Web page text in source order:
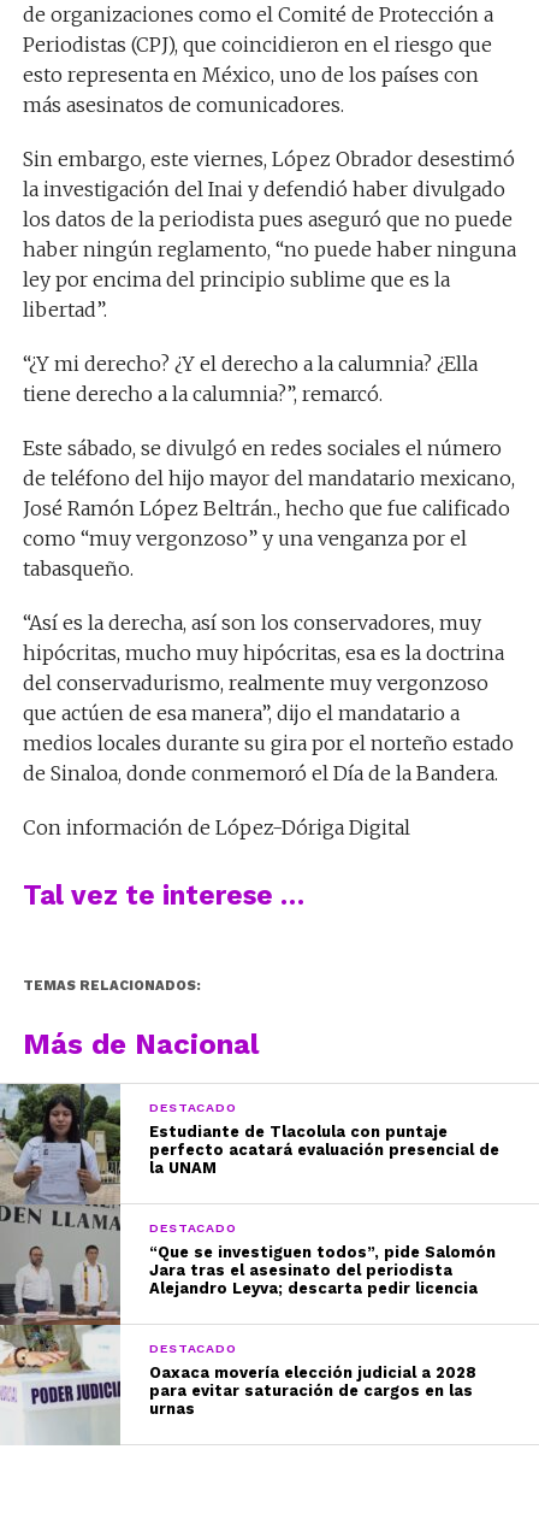
de organizaciones como el Comité de Protección a
Periodistas (CPJ), que coincidieron en el riesgo que
esto representa en México, uno de los países con
más asesinatos de comunicadores.
Sin embargo, este viernes, López Obrador desestimó
la investigación del Inai y defendió haber divulgado
los datos de la periodista pues aseguró que no puede
haber ningún reglamento, “no puede haber ninguna
ley por encima del principio sublime que es la
libertad”.
“¿Y mi derecho? ¿Y el derecho a la calumnia? ¿Ella
tiene derecho a la calumnia?”, remarcó.
Este sábado, se divulgó en redes sociales el número
de teléfono del hijo mayor del mandatario mexicano,
José Ramón López Beltrán., hecho que fue calificado
como “muy vergonzoso” y una venganza por el
tabasqueño.
“Así es la derecha, así son los conservadores, muy
hipócritas, mucho muy hipócritas, esa es la doctrina
del conservadurismo, realmente muy vergonzoso
que actúen de esa manera”, dijo el mandatario a
medios locales durante su gira por el norteño estado
de Sinaloa, donde conmemoró el Día de la Bandera.
Con información de López-Dóriga Digital
Tal vez te interese …
TEMAS RELACIONADOS:
Más de Nacional
DESTACADO
Estudiante de Tlacolula con puntaje
perfecto acatará evaluación presencial de
la UNAM
DESTACADO
“Que se investiguen todos”, pide Salomón
Jara tras el asesinato del periodista
Alejandro Leyva; descarta pedir licencia
DESTACADO
Oaxaca movería elección judicial a 2028
para evitar saturación de cargos en las
urnas